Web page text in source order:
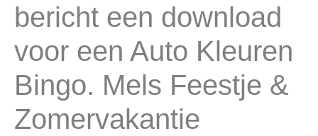
bericht een download
voor een Auto Kleuren
Bingo. Mels Feestje &
Zomervakantie